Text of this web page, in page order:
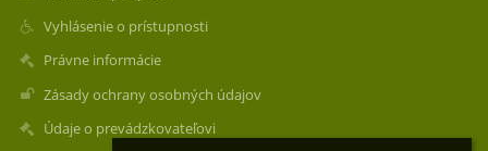
Vyhlásenie o prístupnosti
Právne informácie
Zásady ochrany osobných údajov
Údaje o prevádzkovateľovi